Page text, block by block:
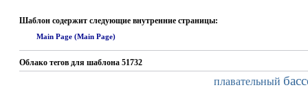
Шаблон содержит следующие внутренние страницы:
Main Page (Main Page)
Облако тегов для шаблона 51732
плавательный